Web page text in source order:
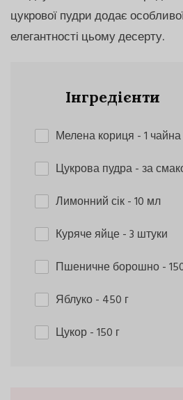
цукрової пудри додає
елегантності цьому десерту.
Інгредієнти
Мелена кориця - 1
Цукрова пудра- за
Лимонний сік- 10 мл
Куряче яйце- 3 штуки
Пшеничне борошно-
Яблуко- 450 г
Цукор- 150 г